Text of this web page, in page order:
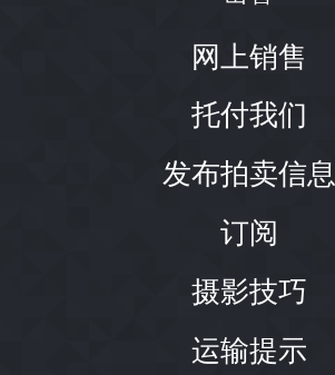
网上销售
托付我们
发布拍卖信息
订阅
摄影技巧
运输提示